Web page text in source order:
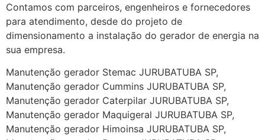
Contamos com parceiros, engenheiros e fornecedores
para atendimento, desde do projeto de
dimensionamento a instalação do gerador de energia na
sua empresa.
Manutenção gerador Stemac JURUBATUBA SP,
Manutenção gerador Cummins JURUBATUBA SP,
Manutenção gerador Caterpilar JURUBATUBA SP,
Manutenção gerador Maquigeral JURUBATUBA SP,
Manutenção gerador Himoinsa JURUBATUBA SP,